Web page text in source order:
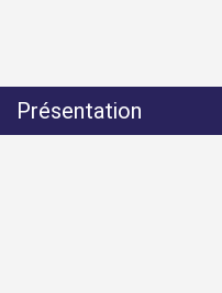
Présentation